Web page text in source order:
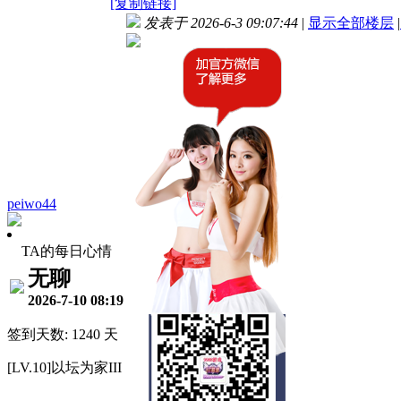
peiwo44
TA的每日心情
无聊
2026-7-10 08:19
签到天数: 1240 天
[LV.10]以坛为家III
发表于 2026-6-3 09:07:44 | 显示全部楼层 |